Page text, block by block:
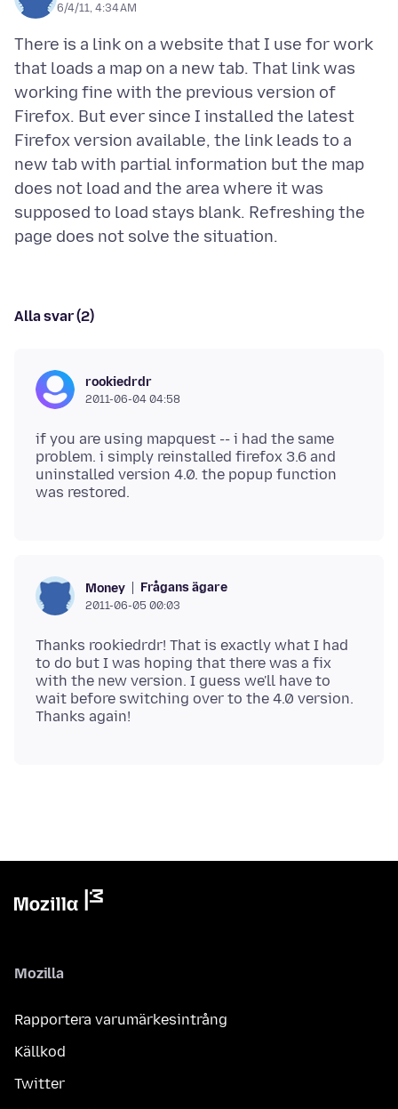
6/4/11, 4:34 AM
There is a link on a website that I use for work
that loads a map on a new tab. That link was
working fine with the previous version of
Firefox. But ever since I installed the latest
Firefox version available, the link leads to a
new tab with partial information but the map
does not load and the area where it was
supposed to load stays blank. Refreshing the
Alla svar (2)
rookiedrdr
2011-06-04 04:58
if you are using mapquest -- i had the same
problem. i simply reinstalled firefox 3.6 and
uninstalled version 4.0. the popup function
Money Frågans ägare
2011-06-05 00:03
Thanks rookiedrdr! That is exactly what I had
to do but I was hoping that there was a fix
with the new version. I guess we'll have to
wait before switching over to the 4.0 version.
Mozilla
Rapportera varumärkesintrång
Källkod
Twitter